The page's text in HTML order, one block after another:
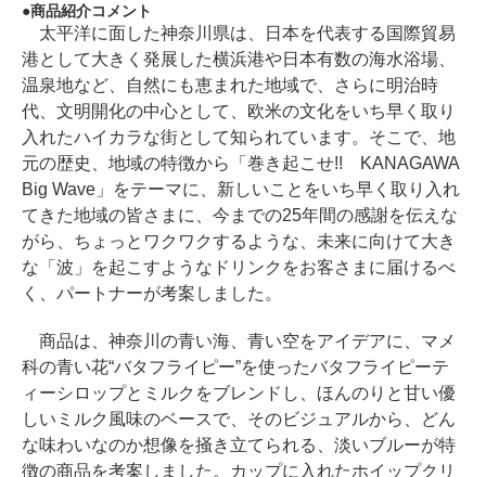
商品紹介コメント
太平洋に面した神奈川県は、日本を代表する国際貿易
港として大きく発展した横浜港や日本有数の海水浴場、
温泉地など、自然にも恵まれた地域で、さらに明治時
代、文明開化の中心として、欧米の文化をいち早く取り
入れたハイカラな街として知られています。そこで、地
元の歴史、地域の特徴から「巻き起こせ!! KANAGAWA
Big Wave」をテーマに、新しいことをいち早く取り入れ
てきた地域の皆さまに、今までの25年間の感謝を伝えな
がら、ちょっとワクワクするような、未来に向けて大き
な「波」を起こすようなドリンクをお客さまに届けるべ
く、パートナーが考案しました。
商品は、神奈川の青い海、青い空をアイデアに、マメ
科の青い花“バタフライピー”を使ったバタフライピーテ
ィーシロップとミルクをブレンドし、ほんのりと甘い優
しいミルク風味のベースで、そのビジュアルから、どん
な味わいなのか想像を掻き立てられる、淡いブルーが特
徴の商品を考案しました。カップに入れたホイップクリ